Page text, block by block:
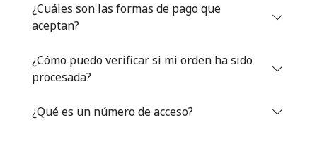
¿Cuáles son las formas de pago que
aceptan?
¿Cómo puedo verificar si mi orden ha sido
procesada?
¿Qué es un número de acceso?